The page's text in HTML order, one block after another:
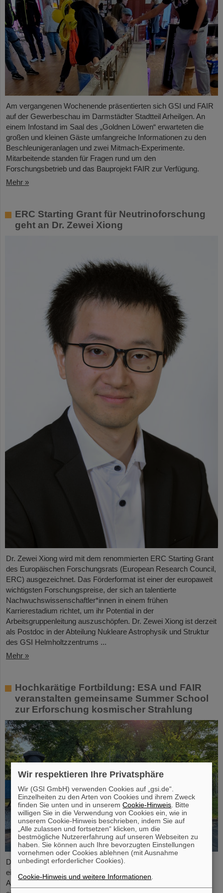
Am vergangenen Wochenende präsentierten sich GSI und FAIR
auf der Gewerbeschau im Darmstädter Stadtteil Arheilgen. An
einem Infostand im Saal des „Goldnen Löwen“ erwarteten die
großen und kleinen Gäste umfangreiche Informationen zu den
Beschleunigeranlagen und zwei Mitmach-Experimente.
Mitarbeitende standen für Fragen rund um den
Forschungsbetrieb und das Bauprojekt FAIR zur Verfügung.
Mehr »
ERC Starting Grant für Neutrinoforschung
geht an Dr. Zewei Xiong
Dr. Zewei Xiong wird mit dem renommierten ERC Starting Grant
des Europäischen Forschungsrats (European Research Council,
ERC) ausgezeichnet. Das Förderformat ist einer der europaweit
wichtigsten Forschungspreise, der sich an talentierte
Nachwuchswissenschaftler*innen in einem frühen
Karrierestadium richtet, um ihr Potential in der
Arbeitsgruppenleitung auszuschöpfen. Dr. Zewei Xiong ist derzeit
als Postdoc in der Abteilung Nukleare Astrophysik und Struktur
des GSI Helmholtzzentrums ...
Mehr »
Hochkarätige Fortbildung: ESA und FAIR
veranstalten gemeinsame Summer School
zur Erforschung kosmischer Strahlung
Die „ESA FAIR Space Radiation Summer School 2024“ geht in
eine neue Runde: Mit seinem erstklassigen
Ausbildungsprogramm und seiner hochkarätigen Expertise,
Wir respektieren Ihre Privatsphäre
Wir (GSI GmbH) verwenden Cookies auf „gsi.de“.
Einzelheiten zu den Arten von Cookies und ihrem Zweck
finden Sie unten und in unseremCookie-Hinweis . Bitte
willigen Sie in die Verwendung von Cookies ein, wie in
unserem Cookie-Hinweis beschrieben, indem Sie auf
„Alle zulassen und fortsetzen“ klicken, um die
bestmögliche Nutzererfahrung auf unseren Webseiten zu
haben. Sie können auch Ihre bevorzugten Einstellungen
vornehmen oder Cookies ablehnen (mit Ausnahme
unbedingt erforderlicher Cookies).
Cookie-Hinweis und weitere Informationen